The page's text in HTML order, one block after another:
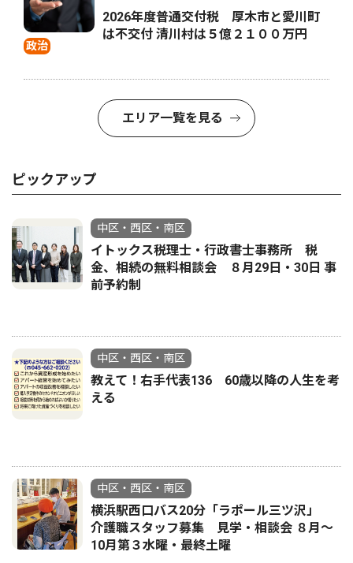
政治
2026年度普通交付税 厚木市と愛川町
は不交付 清川村は５億２１００万円
エリア一覧を見る
ピックアップ
中区・西区・南区
イトックス税理士・行政書士事務所 税
金、相続の無料相談会 ８月29日・30日 事
前予約制
中区・西区・南区
教えて！右手代表136 60歳以降の人生を考
える
中区・西区・南区
横浜駅西口バス20分「ラポール三ツ沢」
介護職スタッフ募集 見学・相談会 ８月〜
10月第３水曜・最終土曜